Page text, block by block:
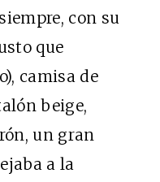
con su
que
camisa de
beige,
un gran
a la